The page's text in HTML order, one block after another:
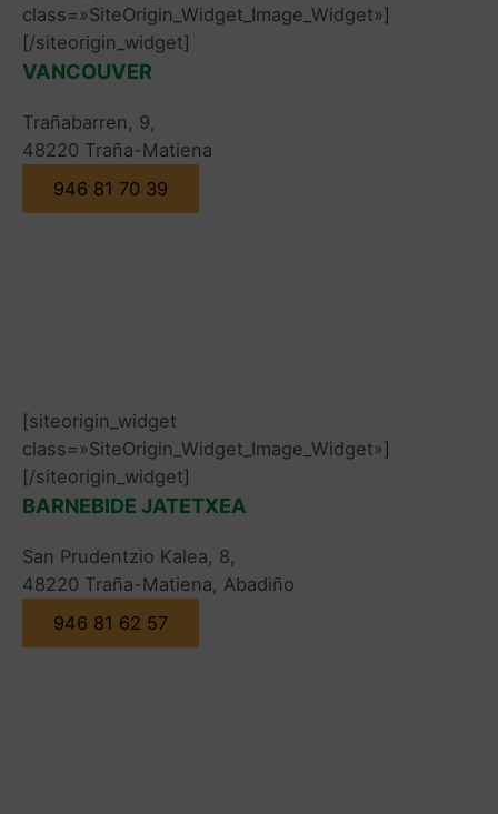
class=»SiteOrigin_Widget_Image_Widget»]
[/siteorigin_widget]
VANCOUVER
Trañabarren, 9,
48220 Traña-Matiena
946 81 70 39
[siteorigin_widget
class=»SiteOrigin_Widget_Image_Widget»]
[/siteorigin_widget]
BARNEBIDE JATETXEA
San Prudentzio Kalea, 8,
48220 Traña-Matiena, Abadiño
946 81 62 57